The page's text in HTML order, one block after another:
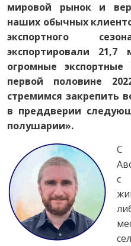
мировой рынок и
наших обычных
экспортного
экспортировали
огромные
первой половине
стремимся закрепить
в преддверии
полушарии».
С
с